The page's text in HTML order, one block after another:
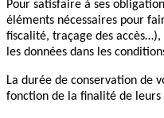
Pour satisfaire à ses
éléments nécessaires pour
fiscalité, traçage des
les données dans les
La durée de conservation de
fonction de la finalité de leurs